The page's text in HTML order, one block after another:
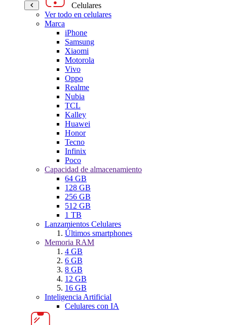
Celulares
Ver todo en celulares
Marca
iPhone
Samsung
Xiaomi
Motorola
Vivo
Oppo
Realme
Nubia
TCL
Kalley
Huawei
Honor
Tecno
Infinix
Poco
Capacidad de almacenamiento
64 GB
128 GB
256 GB
512 GB
1 TB
Lanzamientos Celulares
Últimos smartphones
Memoria RAM
4 GB
6 GB
8 GB
12 GB
16 GB
Inteligencia Artificial
Celulares con IA